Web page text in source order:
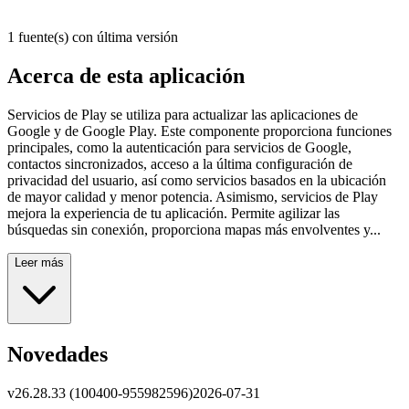
1 fuente(s) con última versión
Acerca de esta aplicación
Servicios de Play se utiliza para actualizar las aplicaciones de
Google y de Google Play. Este componente proporciona funciones
principales, como la autenticación para servicios de Google,
contactos sincronizados, acceso a la última configuración de
privacidad del usuario, así como servicios basados en la ubicación
de mayor calidad y menor potencia. Asimismo, servicios de Play
mejora la experiencia de tu aplicación. Permite agilizar las
búsquedas sin conexión, proporciona mapas más envolventes y...
Leer más
Novedades
v26.28.33 (100400-955982596)2026-07-31